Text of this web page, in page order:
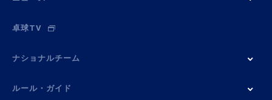
卓球TV
ナショナルチーム
ルール・ガイド